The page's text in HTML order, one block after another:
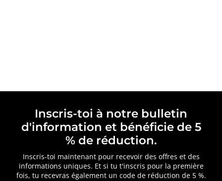
Inscris-toi à notre bulletin
d'information et bénéficie de 5
% de réduction.
Inscris-toi maintenant pour recevoir des offres et des
informations uniques. Et si tu t'inscris pour la première
fois, tu recevras également un code de réduction de 5 %.